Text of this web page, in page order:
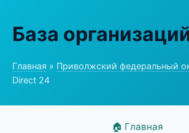
База
Главная » Приволжский федеральный
Direct 24
🏠 Главная